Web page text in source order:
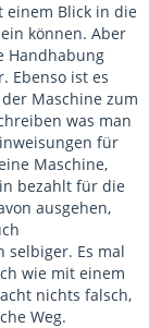
einem Blick in die
können. Aber
Handhabung
Ebenso ist es
Maschine zum
was man
für
Maschine,
bezahlt für die
ausgehen,
selbiger. Es mal
wie mit einem
nichts falsch,
Weg.